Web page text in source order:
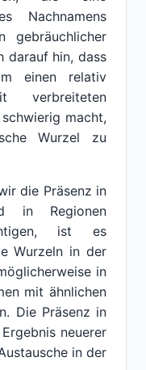
Nachnamens
gebräuchlicher
darauf hin, dass
einen relativ
verbreiteten
macht,
Wurzel zu
die Präsenz in
in Regionen
ist es
Wurzeln in der
in
mit ähnlichen
Die Präsenz in
neuerer
in der